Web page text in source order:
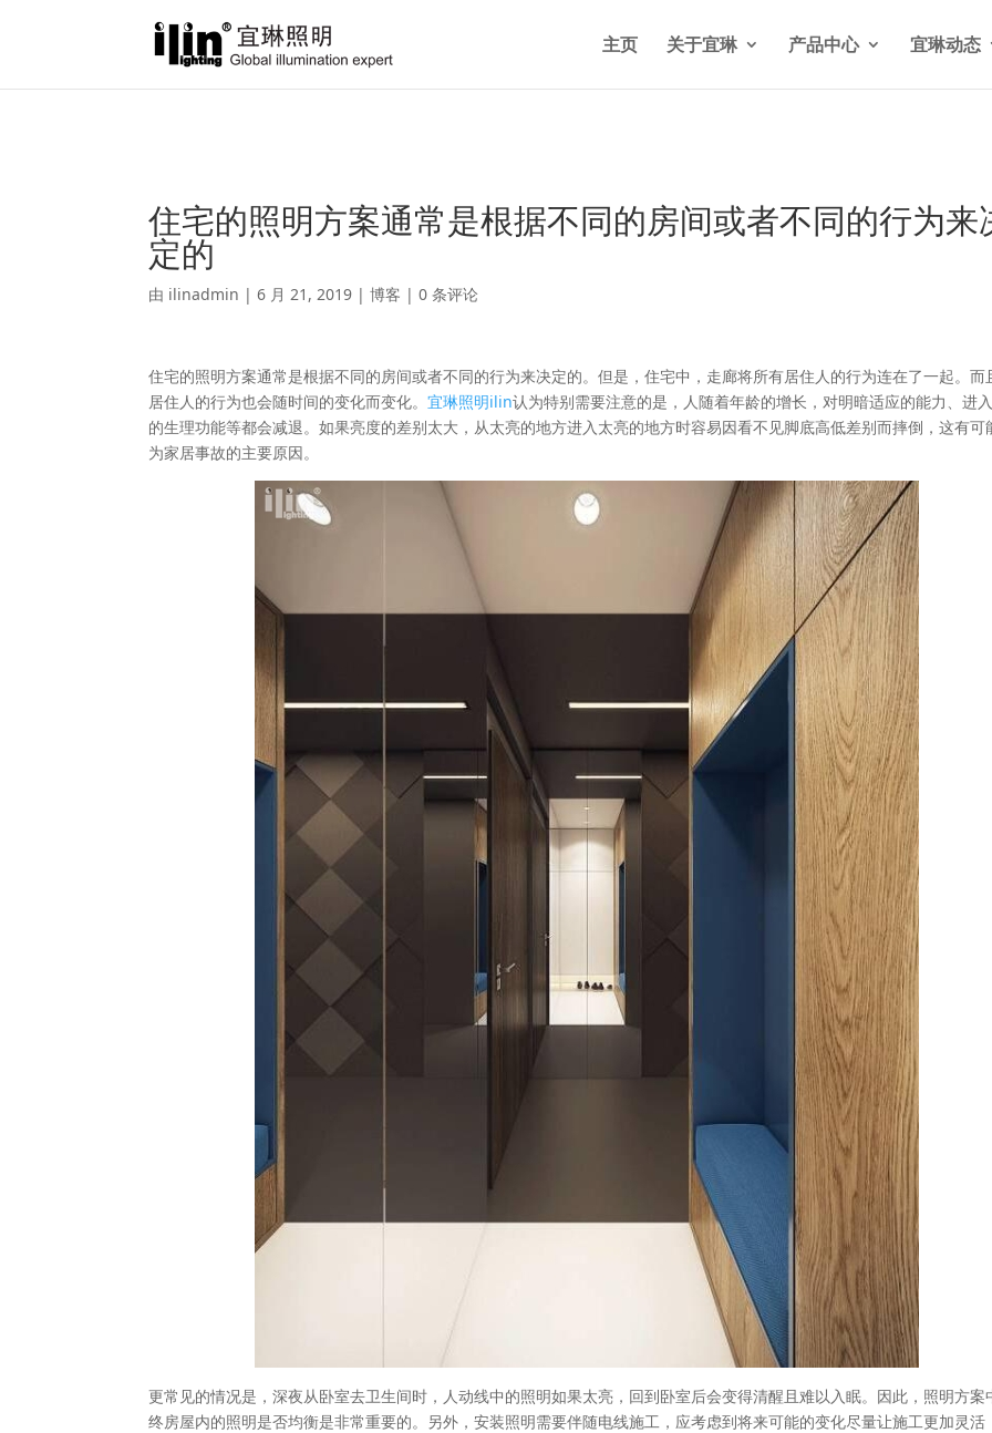
: A non-numeric value encountered in /var/www/html/ilin/wp-content/themes/Divi/functions.phpon line5841
主页 关于宜琳 产品中心 宜琳动态
住宅的照明方案通常是根据不同的房间或者不同的行为来
定的
由 ilinadmin |6 月 21, 2019 |博客 |0 条评论
住宅的照明方案通常是根据不同的房间或者不同的行为来决定的。但是，住宅中，走廊将所有居住人的行为连在了一起。而
居住人的行为也会随时间的变化而变化。宜琳照明ilin认为特别需要注意的是，人随着年龄的增长，对明暗适应的能力、进
的生理功能等都会减退。如果亮度的差别太大，从太亮的地方进入太亮的地方时容易因看不见脚底高低差别而摔倒，这有可
为家居事故的主要原因。
更常见的情况是，深夜从卧室去卫生间时，人动线中的照明如果太亮，回到卧室后会变得清醒且难以入眠。因此，照明方案
终房屋内的照明是否均衡是非常重要的。另外，安装照明需要伴随电线施工，应考虑到将来可能的变化尽量让施工更加灵活